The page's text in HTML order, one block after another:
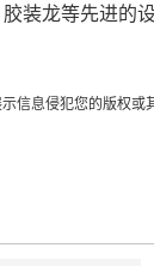
装龙等先进的
信息侵犯您的版权